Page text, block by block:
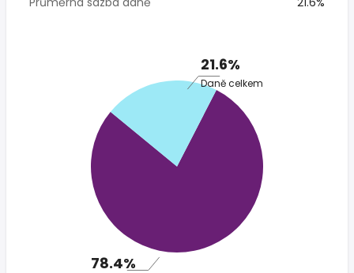
21.6%
Daně celkem
78.4%